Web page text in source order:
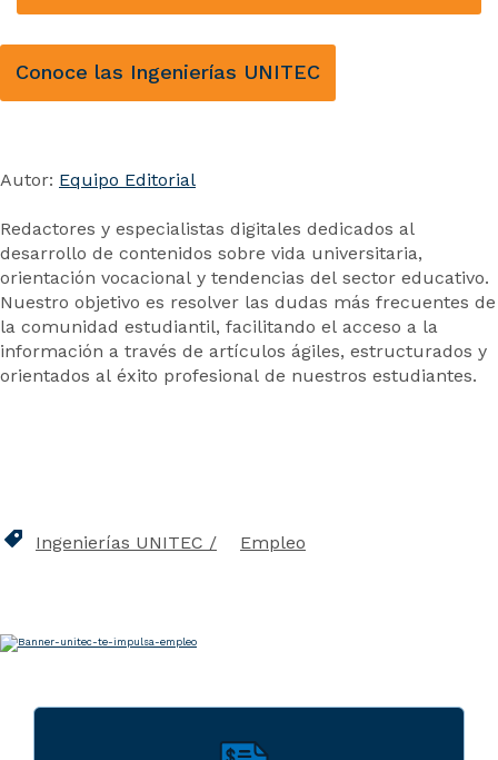
Conoce las Ingenierías UNITEC
Autor: Equipo Editorial
Redactores y especialistas digitales dedicados al
desarrollo de contenidos sobre vida universitaria,
orientación vocacional y tendencias del sector educativo.
Nuestro objetivo es resolver las dudas más frecuentes de
la comunidad estudiantil, facilitando el acceso a la
información a través de artículos ágiles, estructurados y
orientados al éxito profesional de nuestros estudiantes.
Ingenierías UNITEC Empleo